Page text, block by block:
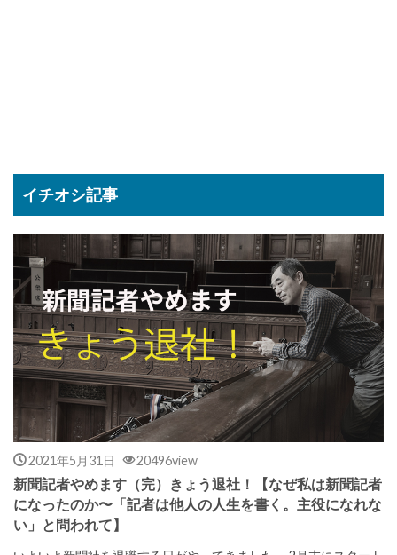
イチオシ記事
2021年5月31日 20496view
新聞記者やめます（完）きょう退社！【なぜ私は新聞記者
になったのか〜「記者は他人の人生を書く。主役になれな
い」と問われて】